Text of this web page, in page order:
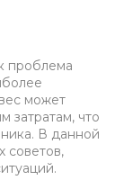
проблема
может
затратам, что
В данной
советов,